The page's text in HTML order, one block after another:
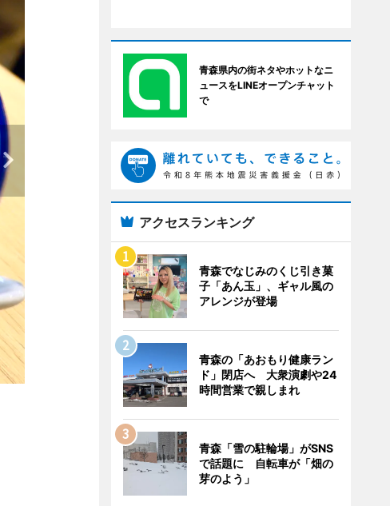
青森県内の街ネタやホットなニ
ュースをLINEオープンチャット
で
アクセスランキング
青森でなじみのくじ引き菓
子「あん玉」、ギャル風の
アレンジが登場
青森の「あおもり健康ラン
ド」閉店へ 大衆演劇や24
時間営業で親しまれ
青森「雪の駐輪場」がSNS
で話題に 自転車が「畑の
芽のよう」